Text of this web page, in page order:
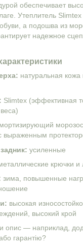
обеспечивает
Утеплитель
а подошва из
надежное
натуральная кожа
Slimtex (эффективная
выраженным
усиленные
крючки
зима, повышенные
высокая
высокий крой
опис — наприклад,
гарантію?